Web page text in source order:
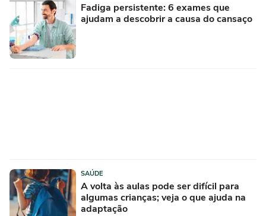
Fadiga persistente: 6 exames que
ajudam a descobrir a causa do cansaço
SAÚDE
A volta às aulas pode ser difícil para
algumas crianças; veja o que ajuda na
adaptação